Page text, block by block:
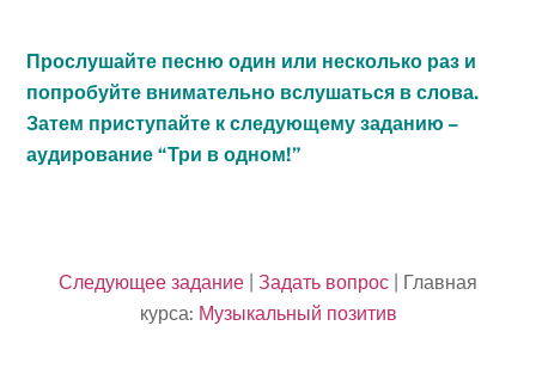
Прослушайте песню один или несколько раз и
попробуйте внимательно вслушаться в слова.
Затем приступайте к следующему заданию –
аудирование “Три в одном!”
Следующее задание Задать вопрос | Главная
курса: Музыкальный позитив